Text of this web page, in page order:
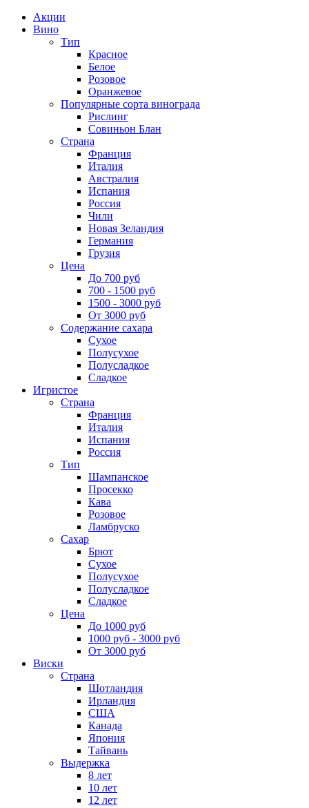
Акции
Вино
Тип
Красное
Белое
Розовое
Оранжевое
Популярные сорта винограда
Рислинг
Совиньон Блан
Страна
Франция
Италия
Австралия
Испания
Россия
Чили
Новая Зеландия
Германия
Грузия
Цена
До 700 руб
700 - 1500 руб
1500 - 3000 руб
От 3000 руб
Содержание сахара
Сухое
Полусухое
Полусладкое
Сладкое
Игристое
Страна
Франция
Италия
Испания
Россия
Тип
Шампанское
Просекко
Кава
Розовое
Ламбруско
Сахар
Брют
Сухое
Полусухое
Полусладкое
Сладкое
Цена
До 1000 руб
1000 руб - 3000 руб
От 3000 руб
Виски
Страна
Шотландия
Ирландия
США
Канада
Япония
Тайвань
Выдержка
8 лет
10 лет
12 лет